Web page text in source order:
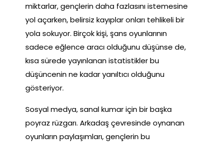
miktarlar, gençlerin daha fazlasını istemesine
yol açarken, belirsiz kayıplar onları tehlikeli bir
yola sokuyor. Birçok kişi, şans oyunlarının
sadece eğlence aracı olduğunu düşünse de,
kısa sürede yayınlanan istatistikler bu
düşüncenin ne kadar yanıltıcı olduğunu
gösteriyor.
Sosyal medya, sanal kumar için bir başka
poyraz rüzgarı. Arkadaş çevresinde oynanan
oyunların paylaşımları, gençlerin bu